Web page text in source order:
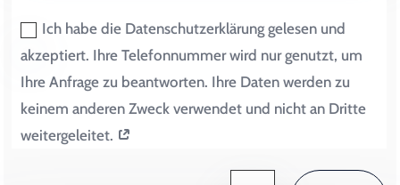
Ich habe die Datenschutzerklärung gelesen und
akzeptiert. Ihre Telefonnummer wird nur genutzt, um
Ihre Anfrage zu beantworten. Ihre Daten werden zu
keinem anderen Zweck verwendet und nicht an Dritte
weitergeleitet.